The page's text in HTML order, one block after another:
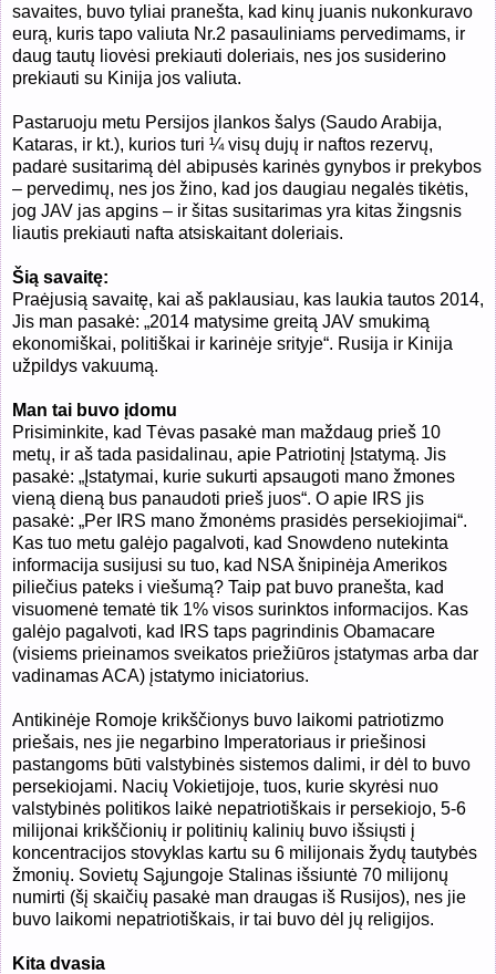
savaites, buvo tyliai pranešta, kad kinų juanis nukonkuravo
eurą, kuris tapo valiuta Nr.2 pasauliniams pervedimams, ir
daug tautų liovėsi prekiauti doleriais, nes jos susiderino
prekiauti su Kinija jos valiuta.
Pastaruoju metu Persijos įlankos šalys (Saudo Arabija,
Kataras, ir kt.), kurios turi ¼ visų dujų ir naftos rezervų,
padarė susitarimą dėl abipusės karinės gynybos ir prekybos
– pervedimų, nes jos žino, kad jos daugiau negalės tikėtis,
jog JAV jas apgins – ir šitas susitarimas yra kitas žingsnis
liautis prekiauti nafta atsiskaitant doleriais.
Šią savaitę:
Praėjusią savaitę, kai aš paklausiau, kas laukia tautos 2014,
Jis man pasakė: „2014 matysime greitą JAV smukimą
ekonomiškai, politiškai ir karinėje srityje“. Rusija ir Kinija
užpildys vakuumą.
Man tai buvo įdomu
Prisiminkite, kad Tėvas pasakė man maždaug prieš 10
metų, ir aš tada pasidalinau, apie Patriotinį Įstatymą. Jis
pasakė: „Įstatymai, kurie sukurti apsaugoti mano žmones
vieną dieną bus panaudoti prieš juos“. O apie IRS jis
pasakė: „Per IRS mano žmonėms prasidės persekiojimai“.
Kas tuo metu galėjo pagalvoti, kad Snowdeno nutekinta
informacija susijusi su tuo, kad NSA šnipinėja Amerikos
piliečius pateks i viešumą? Taip pat buvo pranešta, kad
visuomenė tematė tik 1% visos surinktos informacijos. Kas
galėjo pagalvoti, kad IRS taps pagrindinis Obamacare
(visiems prieinamos sveikatos priežiūros įstatymas arba dar
vadinamas ACA) įstatymo iniciatorius.
Antikinėje Romoje krikščionys buvo laikomi patriotizmo
priešais, nes jie negarbino Imperatoriaus ir priešinosi
pastangoms būti valstybinės sistemos dalimi, ir dėl to buvo
persekiojami. Nacių Vokietijoje, tuos, kurie skyrėsi nuo
valstybinės politikos laikė nepatriotiškais ir persekiojo, 5-6
milijonai krikščionių ir politinių kalinių buvo išsiųsti į
koncentracijos stovyklas kartu su 6 milijonais žydų tautybės
žmonių. Sovietų Sąjungoje Stalinas išsiuntė 70 milijonų
numirti (šį skaičių pasakė man draugas iš Rusijos), nes jie
buvo laikomi nepatriotiškais, ir tai buvo dėl jų religijos.
Kita dvasia